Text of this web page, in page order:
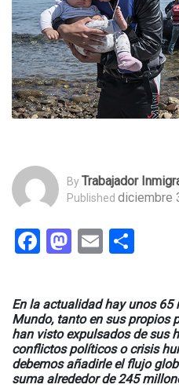
ByTrabajador
Published diciembre
Facebook
Mastodon
Email
En la actualidad hay unos 65
Mundo, tanto en sus propios
han visto expulsados de sus
conflictos políticos o crisis
debemos añadirle el flujo
suma alrededor de 245